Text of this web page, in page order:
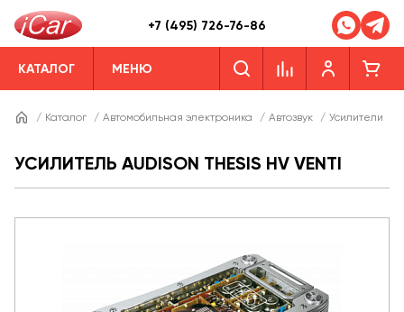
+7 (495) 726-76-86
КАТАЛОГ МЕНЮ
/ Каталог / Автомобильная электроника / Автозвук / Усилители
УСИЛИТЕЛЬ AUDISON THESIS HV VENTI